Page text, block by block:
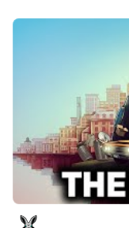
Буду честным